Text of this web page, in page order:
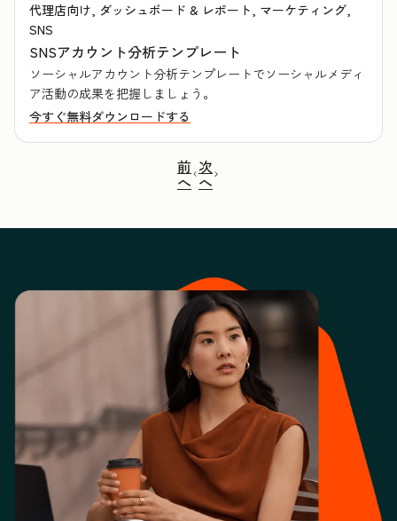
代理店向け, ダッシュボード & レポート, マーケティング,
SNS
SNSアカウント分析テンプレート
ソーシャルアカウント分析テンプレートでソーシャルメディ
ア活動の成果を把握しましょう。
今すぐ無料ダウンロードする
前
へ
次
へ